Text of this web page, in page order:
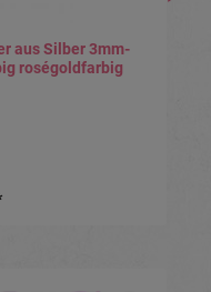
aus Silber 3mm-
roségoldfarbig